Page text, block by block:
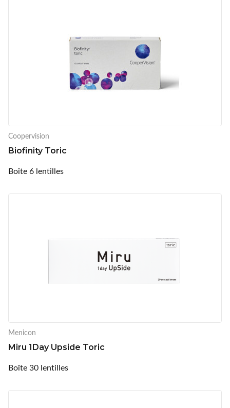
Coopervision
Biofinity Toric
Boîte 6 lentilles
Menicon
Miru 1Day Upside Toric
Boîte 30 lentilles